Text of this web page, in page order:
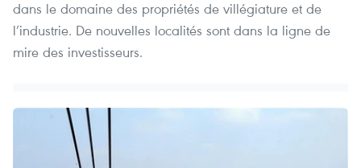
dans le domaine des propriétés de villégiature et de
l’industrie. De nouvelles localités sont dans la ligne de
mire des investisseurs.